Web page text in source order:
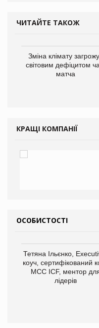
ЧИТАЙТЕ ТАКОЖ
Зміна клімату
світовим дефіцитом
матча
КРАЩІ КОМПАНІЇ
ОСОБИСТОСТІ
Тетяна Ільєнко,
коуч, сертифікований
МСС ICF, ментор
лідерів